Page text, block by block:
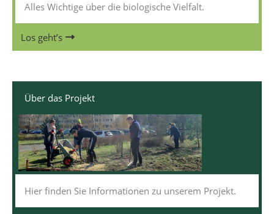
Alles Wichtige über die biologische Vielfalt.
Los geht’s
Über das Projekt
Hier finden Sie Informationen zu unserem Projekt.